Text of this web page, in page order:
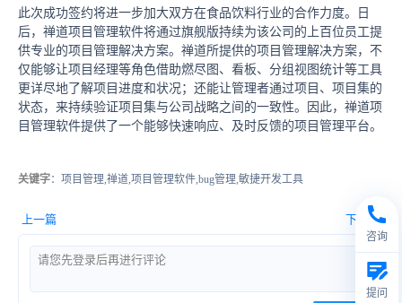
此次成功签约将进一步加大双方在食品饮料行业的合作力度。日
后，禅道项目管理软件将通过旗舰版持续为该公司的上百位员工提
供专业的项目管理解决方案。禅道所提供的项目管理解决方案，不
仅能够让项目经理等角色借助燃尽图、看板、分组视图统计等工具
更详尽地了解项目进度和状况；还能让管理者通过项目、项目集的
状态，来持续验证项目集与公司战略之间的一致性。因此，禅道项
目管理软件提供了一个能够快速响应、及时反馈的项目管理平台。
关键字：项目管理,禅道,项目管理软件,bug管理,敏捷开发工具
上一篇 下一篇
咨询
提问